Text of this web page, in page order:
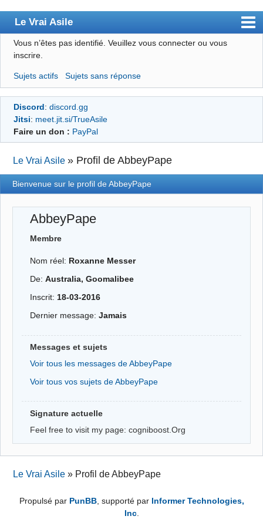
Le Vrai Asile
Accueil
Forum
Membres
Règles
S’inscrire
Connexion
Vous n’êtes pas identifié. Veuillez vous connecter ou vous
inscrire.
Sujets actifs Sujets sans réponse
Discord: discord.gg
Jitsi: meet.jit.si/TrueAsile
Faire un don : PayPal
Le Vrai Asile » Profil de AbbeyPape
Bienvenue sur le profil de AbbeyPape
AbbeyPape
Membre
Nom réel: Roxanne Messer
De:Australia, Goomalibee
Inscrit:18-03-2016
Dernier message:Jamais
Messages et sujets
Voir tous les messages de AbbeyPape
Voir tous vos sujets de AbbeyPape
Signature actuelle
Feel free to visit my page: cogniboost.Org
Le Vrai Asile » Profil de AbbeyPape
Propulsé par PunBB, supporté par Informer Technologies,
Inc.